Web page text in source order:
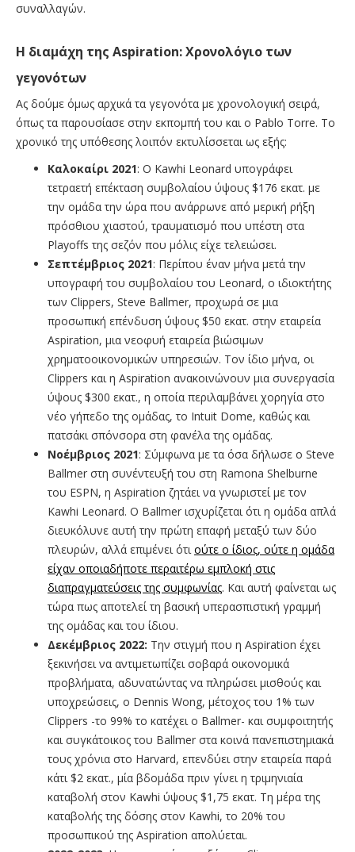
συναλλαγών.
Η διαμάχη της Aspiration: Χρονολόγιο των
γεγονότων
Ας δούμε όμως αρχικά τα γεγονότα με χρονολογική σειρά,
όπως τα παρουσίασε στην εκπομπή του και ο Pablo Torre. Το
χρονικό της υπόθεσης λοιπόν εκτυλίσσεται ως εξής:
Καλοκαίρι 2021: Ο Kawhi Leonard υπογράφει
τετραετή επέκταση συμβολαίου ύψους $176 εκατ. με
την ομάδα την ώρα που ανάρρωνε από μερική ρήξη
πρόσθιου χιαστού, τραυματισμό που υπέστη στα
Playoffs της σεζόν που μόλις είχε τελειώσει.
Σεπτέμβριος 2021: Περίπου έναν μήνα μετά την
υπογραφή του συμβολαίου του Leonard, ο ιδιοκτήτης
των Clippers, Steve Ballmer, προχωρά σε μια
προσωπική επένδυση ύψους $50 εκατ. στην εταιρεία
Aspiration, μια νεοφυή εταιρεία βιώσιμων
χρηματοοικονομικών υπηρεσιών. Τον ίδιο μήνα, οι
Clippers και η Aspiration ανακοινώνουν μια συνεργασία
ύψους $300 εκατ., η οποία περιλαμβάνει χορηγία στο
νέο γήπεδο της ομάδας, το Intuit Dome, καθώς και
πατσάκι σπόνσορα στη φανέλα της ομάδας.
Νοέμβριος 2021: Σύμφωνα με τα όσα δήλωσε ο Steve
Ballmer στη συνέντευξή του στη Ramona Shelburne
του ESPN, η Aspiration ζητάει να γνωριστεί με τον
Kawhi Leonard. Ο Ballmer ισχυρίζεται ότι η ομάδα απλά
διευκόλυνε αυτή την πρώτη επαφή μεταξύ των δύο
πλευρών, αλλά επιμένει ότιούτε ο ίδιος, ούτε η ομάδα
είχαν οποιαδήποτε περαιτέρω εμπλοκή στις
διαπραγματεύσεις της συμφωνίας. Και αυτή φαίνεται ως
τώρα πως αποτελεί τη βασική υπερασπιστική γραμμή
της ομάδας και του ίδιου.
Δεκέμβριος 2022: Την στιγμή που η Aspiration έχει
ξεκινήσει να αντιμετωπίζει σοβαρά οικονομικά
προβλήματα, αδυνατώντας να πληρώσει μισθούς και
υποχρεώσεις, ο Dennis Wong, μέτοχος του 1% των
Clippers -το 99% το κατέχει ο Ballmer- και συμφοιτητής
και συγκάτοικος του Ballmer στα κοινά πανεπιστημιακά
τους χρόνια στο Harvard, επενδύει στην εταιρεία παρά
κάτι $2 εκατ., μία βδομάδα πριν γίνει η τριμηνιαία
καταβολή στον Kawhi ύψους $1,75 εκατ. Τη μέρα της
καταβολής της δόσης στον Kawhi, το 20% του
προσωπικού της Aspiration απολύεται.